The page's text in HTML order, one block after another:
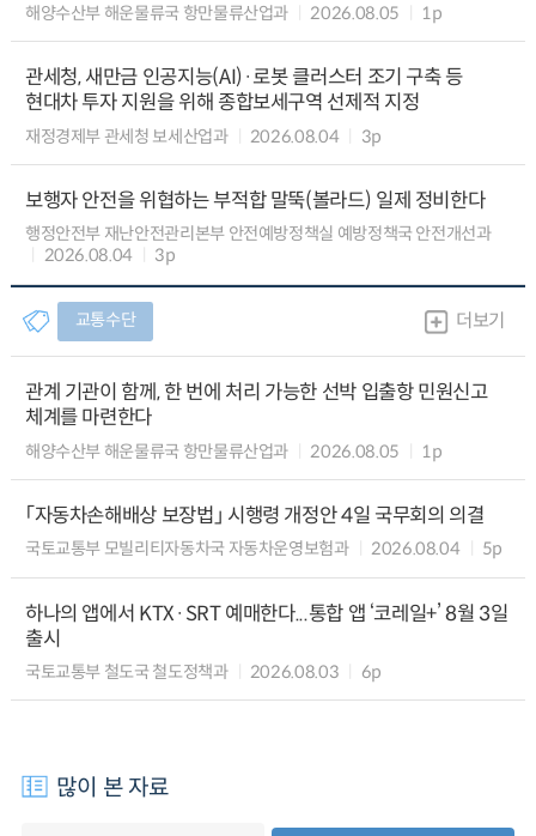
해양수산부 해운물류국 항만물류산업과 2026.08.05 1p
관세청, 새만금 인공지능(AI)·로봇 클러스터 조기 구축 등
현대차 투자 지원을 위해 종합보세구역 선제적 지정
재정경제부 관세청 보세산업과 2026.08.04 3p
보행자 안전을 위협하는 부적합 말뚝(볼라드) 일제 정비한다
행정안전부 재난안전관리본부 안전예방정책실 예방정책국 안전개선과
2026.08.04
3p
교통수단 더보기
관계 기관이 함께, 한 번에 처리 가능한 선박 입출항 민원신고
체계를 마련한다
해양수산부 해운물류국 항만물류산업과 2026.08.05 1p
「자동차손해배상 보장법」 시행령 개정안 4일 국무회의 의결
국토교통부 모빌리티자동차국 자동차운영보험과 2026.08.04 5p
하나의 앱에서 KTX·SRT 예매한다...통합 앱 ‘코레일+’ 8월 3일
출시
국토교통부 철도국 철도정책과 2026.08.03 6p
많이 본 자료